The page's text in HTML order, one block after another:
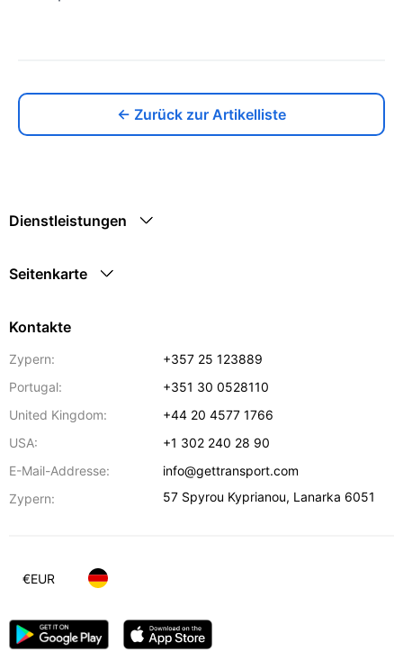
← Zurück zur Artikelliste
Dienstleistungen
Seitenkarte
Kontakte
Zypern:
+357 25 123889
Portugal:
+351 30 0528110
United Kingdom:
+44 20 4577 1766
USA:
+1 302 240 28 90
E-Mail-Addresse:
info@gettransport.com
Zypern:
57 Spyrou Kyprianou, Lanarka 6051
€EUR